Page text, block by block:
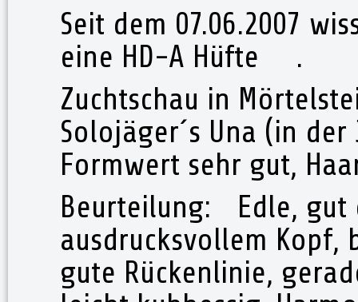
Seit dem 07.06.2007
eine HD-A Hüfte .
Zuchtschau in
Solojäger´s Una (in
Formwert sehr gut,
Beurteilung: Edle, gut
ausdrucksvollem Kopf,
gute Rückenlinie,